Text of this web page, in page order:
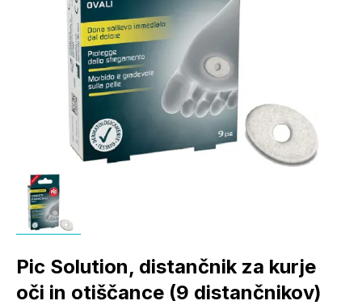
Pic Solution, distančnik za kurje
oči in otiščance (9 distančnikov)